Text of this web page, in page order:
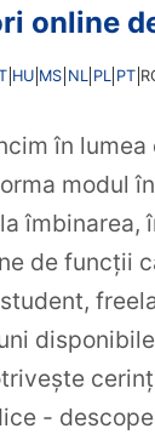
online
HU MS NL PL PT
în
modul
de funcții
-